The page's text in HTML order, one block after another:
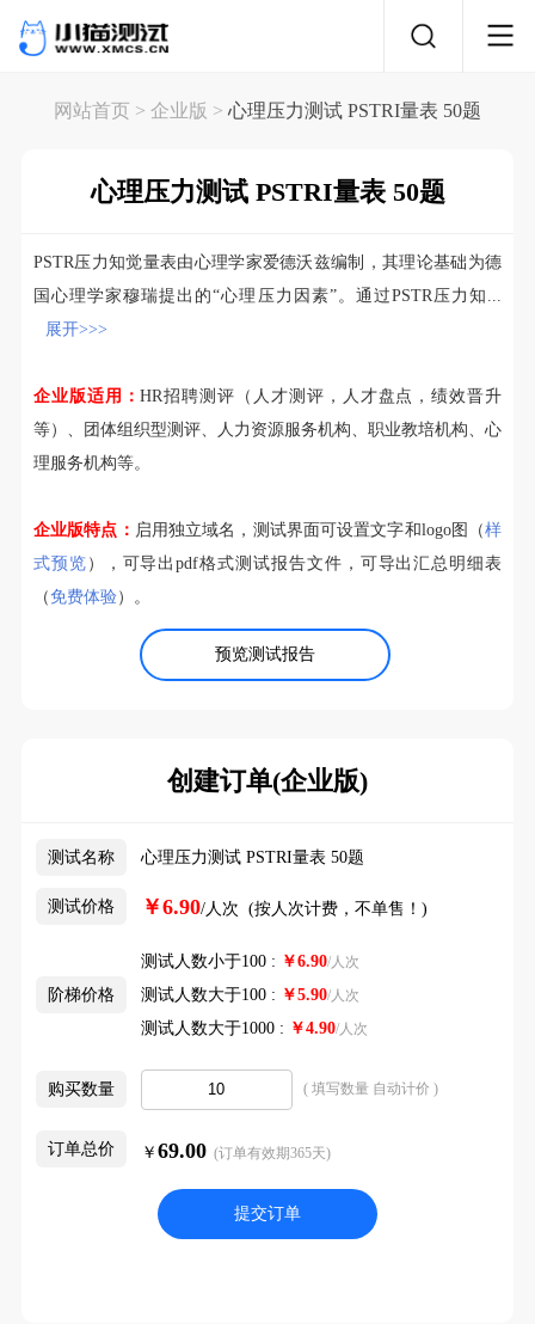
网站首页 > 企业版 > 心理压力测试 PSTRI量表 50题
心理压力测试 PSTRI量表 50题
预览测试报告
PSTR压力知觉量表由心理学家爱德沃兹编制，其理论基础为德
国心理学家穆瑞提出的“心理压力因素”。通过PSTR压力知...
展开>>>
企业版适用：HR招聘测评（人才测评，人才盘点，绩效晋升
等）、团体组织型测评、人力资源服务机构、职业教培机构、心
理服务机构等。
企业版特点： 启用独立域名，测试界面可设置文字和logo图（样
式预览 ），可导出pdf格式测试报告文件，可导出汇总明细表
（免费体验）。
创建订单(企业版)
测试名称 心理压力测试 PSTRI量表 50题
测试价格 ￥6.90/人次 (按人次计费，不单售！)
阶梯价格
测试人数小于100 : ￥6.90/人次
测试人数大于100 : ￥5.90/人次
测试人数大于1000 : ￥4.90/人次
购买数量 ( 填写数量 自动计价 )
订单总价 ￥ 69.00(订单有效期365天)
提交订单